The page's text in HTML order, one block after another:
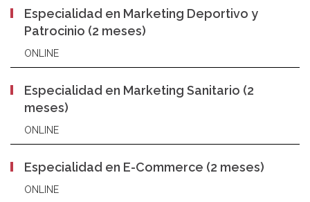
Especialidad en Marketing Deportivo y
Patrocinio (2 meses)
ONLINE
Especialidad en Marketing Sanitario (2
meses)
ONLINE
Especialidad en E-Commerce (2 meses)
ONLINE